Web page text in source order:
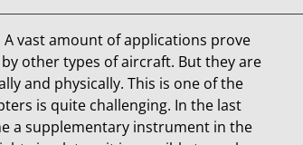
vast amount of applications prove
other types of aircraft. But they are
and physically. This is one of the
is quite challenging. In the last
a supplementary instrument in the